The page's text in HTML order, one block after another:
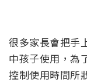
很多家長會把手
中孩子使用，為
控制使用時間所